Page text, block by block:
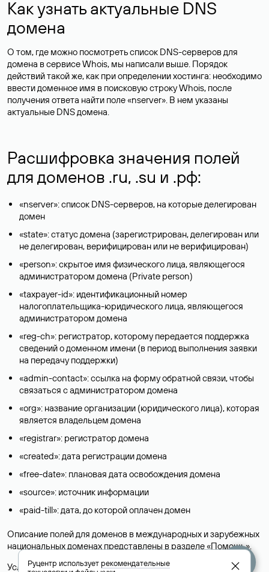
Как узнать актуальные DNS
домена
О том, где можно посмотреть список DNS-серверов для
домена в сервисе Whois, мы написали выше. Порядок
действий такой же, как при определении хостинга: необходимо
ввести доменное имя в поисковую строку Whois, после
получения ответа найти поле «nserver». В нем указаны
актуальные DNS домена.
Расшифровка значения полей
для доменов .ru, .su и .рф:
«nserver»: список DNS-серверов, на которые делегирован
домен
«state»: статус домена (зарегистрирован, делегирован или
не делегирован, верифицирован или не верифицирован)
«person»: скрытое имя физического лица, являющегося
администратором домена (Privatе person)
«taxpayer-id»: идентификационный номер
налогоплательщика-юридического лица, являющегося
администратором домена
«reg-ch»: регистратор, которому передается поддержка
сведений о доменном имени (в период выполнения заявки
на передачу поддержки)
«admin-contact»: ссылка на форму обратной связи, чтобы
связаться с администратором домена
«org»: название организации (юридического лица), которая
является владельцем домена
«registrar»: регистратор домена
«created»: дата регистрации домена
«free-date»: плановая дата освобождения домена
«source»: источник информации
«paid-till»: дата, до которой оплачен домен
Описание полей для доменов в международных и зарубежных
национальных доменах представлены в разделе «Помощь».
Условия использования Whois-сервиса
Руцентр используетрекомендательные